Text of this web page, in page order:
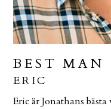
BEST MAN
ERIC
Eric är Jonathans